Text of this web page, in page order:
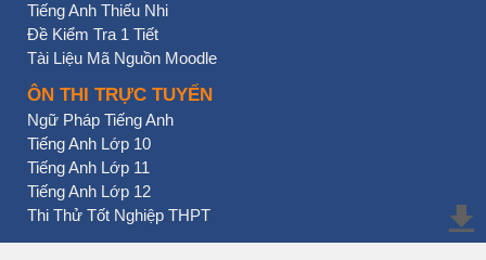
Tiếng Anh Thiếu Nhi
Đề Kiểm Tra 1 Tiết
Tài Liệu Mã Nguồn Moodle
ÔN THI TRỰC TUYẾN
Ngữ Pháp Tiếng Anh
Tiếng Anh Lớp 10
Tiếng Anh Lớp 11
Tiếng Anh Lớp 12
Thi Thử Tốt Nghiệp THPT